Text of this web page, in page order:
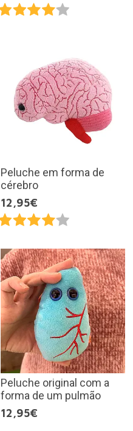
Peluche em forma de
cérebro
12,95€
Peluche original com a
forma de um pulmão
12,95€